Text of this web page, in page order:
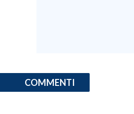
COMMENTI